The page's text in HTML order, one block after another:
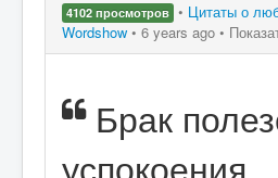
Популярные цитаты
Поиск
4102 просмотров • Цитаты о
Wordshow • 6 years ago •
Брак
успокоения